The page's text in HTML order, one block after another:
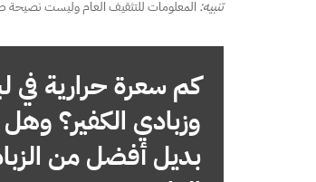
تنبيه: المعلومات للتثقيف العام وليست نصيحة
كم سعرة حرارية في
وزبادي الكفير؟
بديل أفضل من